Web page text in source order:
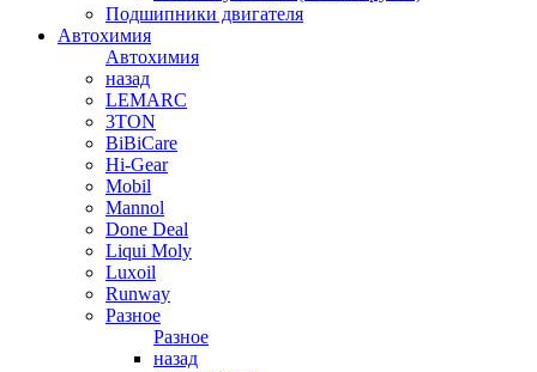
Подшипники двигателя
Автохимия
Автохимия
назад
LEMARC
3TON
BiBiCare
Hi-Gear
Mobil
Mannol
Done Deal
Liqui Moly
Luxoil
Runway
Разное
Разное
назад